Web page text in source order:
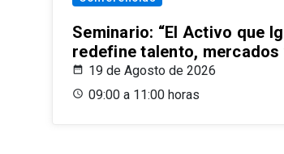
Seminario: “El Activo que
redefine talento, mercados
19 de Agosto de 2026
09:00 a 11:00 horas